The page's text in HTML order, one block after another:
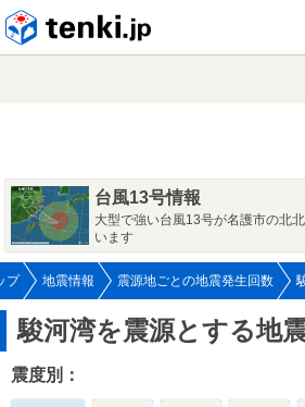
台風13号情報
大型で強い台風13号が名護市の北
います
プ 地震情報 震源地ごとの地震発生回数
駿河湾を震源とする地
震度別：